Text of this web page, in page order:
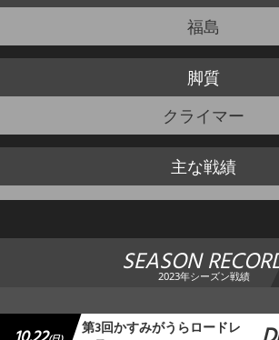
福島
脚質
クライマー
主な戦績
SEASON
2023年シーズン戦績
第3回かすみがうらロードレ